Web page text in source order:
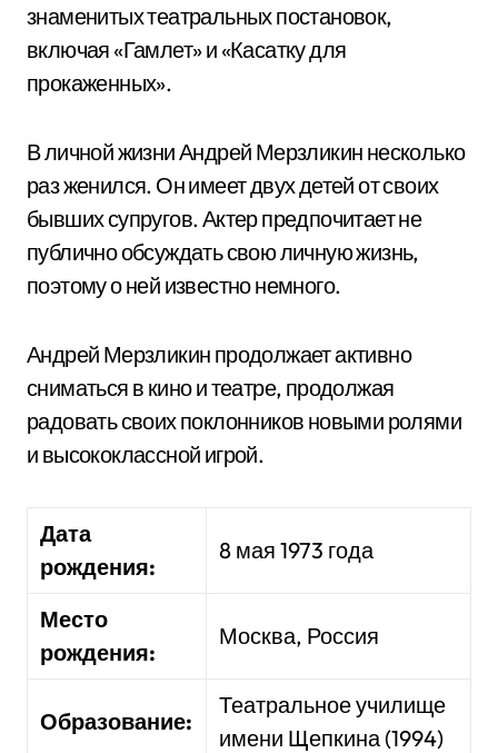
знаменитых театральных постановок,
включая «Гамлет» и «Касатку для
прокаженных».
В личной жизни Андрей Мерзликин несколько
раз женился. Он имеет двух детей от своих
бывших супругов. Актер предпочитает не
публично обсуждать свою личную жизнь,
поэтому о ней известно немного.
Андрей Мерзликин продолжает активно
сниматься в кино и театре, продолжая
радовать своих поклонников новыми ролями
и высококлассной игрой.
Дата
рождения:
8 мая 1973 года
Место
рождения:
Москва, Россия
Образование:
Театральное училище
имени Щепкина (1994)